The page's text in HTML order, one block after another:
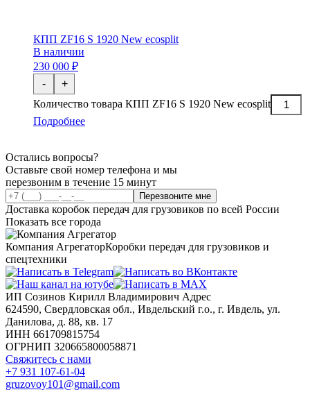
КПП ZF16 S 1920 New ecosplit
В наличии
230 000 ₽
-
Количество товара КПП ZF16 S 1920 New ecosplit
+
Подробнее
Остались вопросы?
Оставьте свой номер телефона и мы
перезвоним в течение 15 минут
Перезвоните мне
Доставка коробок передач для грузовиков по всей России
Показать все города
Компания АгрегаторКоробки передач для грузовиков и
спецтехники
ИП Созинов Кирилл Владимирович Адрес
624590, Свердловская обл., Ивдельский г.о., г. Ивдель, ул.
Данилова, д. 88, кв. 17
ИНН 661709815754
ОГРНИП 320665800058871
Свяжитесь с нами
+7 931 107-61-04
gruzovoy101@gmail.com